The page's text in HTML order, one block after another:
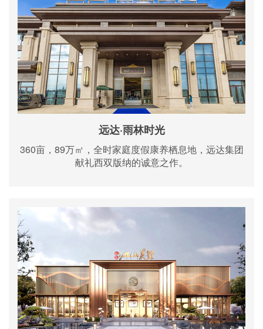
远达·雨林时光
360亩，89万㎡，全时家庭度假康养栖息地，远达集团
献礼西双版纳的诚意之作。